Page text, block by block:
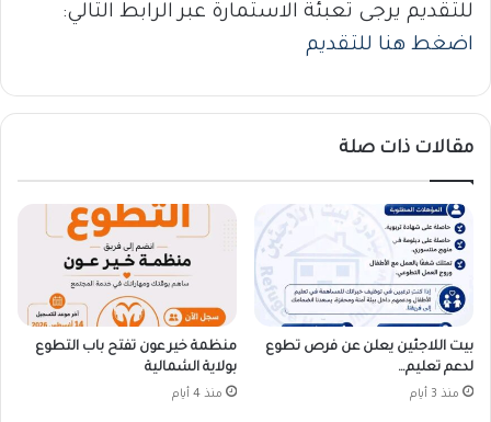
للتقديم يرجى تعبئة الاستمارة عبر الرابط التالي:
اضغط هنا للتقديم
مقالات ذات صلة
بيت اللاجئين يعلن عن فرص تطوع
لدعم تعليم…
منذ 3 أيام
منظمة خير عون تفتح باب التطوع
بولاية الشمالية
منذ 4 أيام